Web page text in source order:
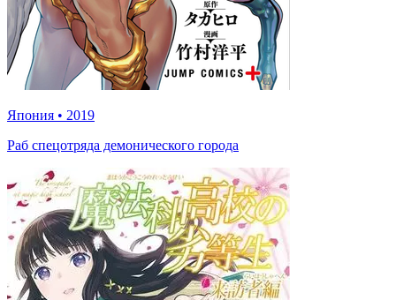
Япония • 2019
Раб спецотряда демонического города